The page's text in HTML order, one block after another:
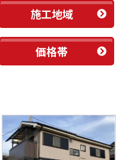
施工地域
価格帯